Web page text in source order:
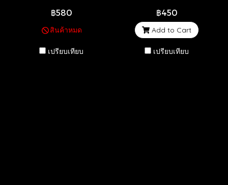
฿580
สินค้าหมด
เปรียบเทียบ
(พร้อมส่ง)
฿450
Add to Cart
เปรียบเทียบ